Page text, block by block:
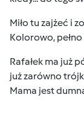
Miło tu zajżeć i
Kolorowo,
Rafałek ma już
już zarówno
Mama jest